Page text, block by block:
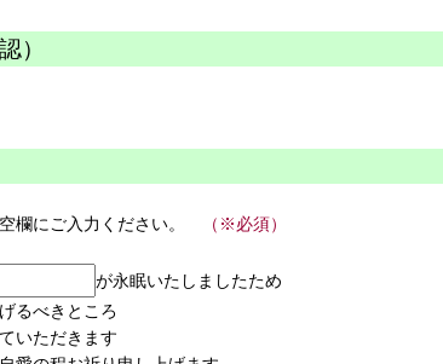
）
欄にご入力ください。 （※必須）
が永眠いたしましたため
るべきところ
いただきます